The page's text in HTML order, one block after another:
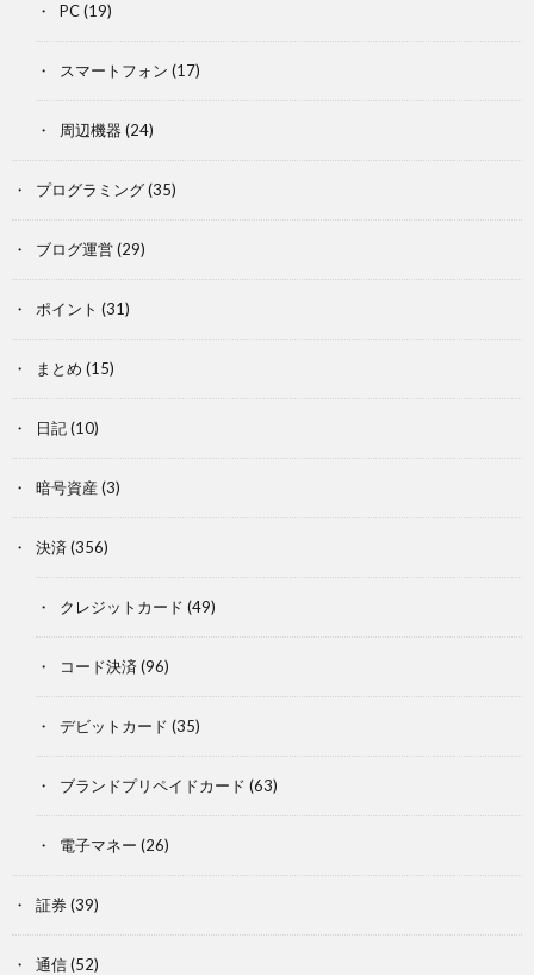
PC(19)
スマートフォン (17)
周辺機器 (24)
プログラミング(35)
ブログ運営(29)
ポイント (31)
まとめ (15)
日記(10)
暗号資産 (3)
決済 (356)
クレジットカード (49)
コード決済 (96)
デビットカード (35)
ブランドプリペイドカード (63)
電子マネー (26)
証券(39)
通信(52)